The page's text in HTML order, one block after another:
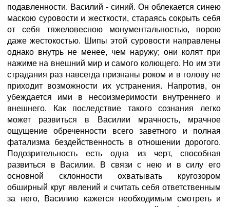
подавленности. Василий - синий. Он облекается синею
маскою суровости и жесткости, стараясь сокрыть себя
от себя тяжеловесною монументальностью, порою
даже жестокостью. Шипы этой суровости направлены
однако внутрь не менее, чем наружу; они колят при
нажиме на внешний мир и самого колющего. Но им эти
страдания раз навсегда признаны роком и в голову не
приходит возможности их устранения. Напротив, он
убеждается ими в несоизмеримости внутреннего и
внешнего. Как последствие такого сознания легко
может развиться в Василии мрачность, мрачное
ощущение обреченности всего заветного и полная
фатализма бездейственность в отношении дорогого.
Подозрительность есть одна из черт, способная
развиться в Василии. В связи с нею и в силу его
основной склонности охватывать кругозором
обширный круг явлений и считать себя ответственным
за него, Василию кажется необходимым смотреть и